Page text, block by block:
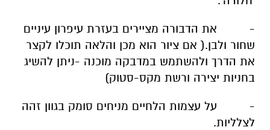
- את הדבורה מציירים בעזרת עיפרון עיניים
שחור ולבן.( אם ציור הוא מכן והלאה תוכלו לקצר
את הדרך ולהשתמש במדבקה מוכנה -ניתן להשיג
בחניות יצירה ורשת מקס-סטוק)
- על עצמות הלחיים מניחים סומק בגוון זהה
לצלליות.